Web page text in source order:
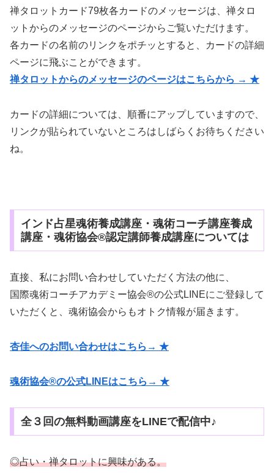
禅タロットカード79枚各カードのメッセージは、禅タロ
ットからのメッセージのページからご覧いただけます。
各カードの名前のリンクをポチッとすると、カードの詳細
ページに飛ぶことができます。
禅タロットからのメッセージのページはこちらから → ★
カードの詳細については、順番にアップしていますので、
リンクが貼られていないところはしばらくお待ちください
ね。
インド占星魂術養成講座・魂術コーチ講座養成
講座・魂術協会®認定講師養成講座については
直接、私にお問い合わせしていただく方法の他に、
国際魂術コーチアカデミー協会®の公式LINEにご登録して
いただくと、魂術協会からもオトク情報が届きます。
杏佳へのお問い合わせはこちら→ ★
魂術協会®の公式LINEはこちら→ ★
全３回の無料動画講座をLINEで配信中♪
◎占い・禅タロットに興味がある。